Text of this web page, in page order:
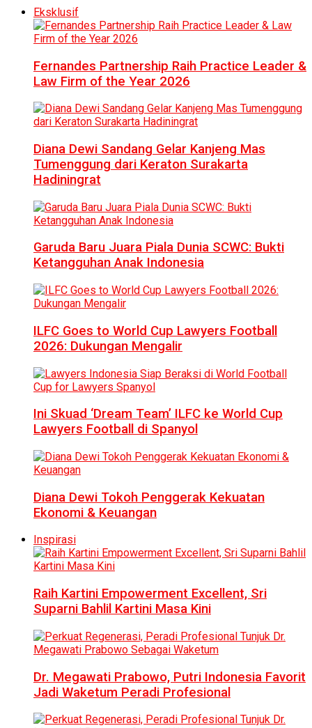
Eksklusif
Fernandes Partnership Raih Practice Leader &
Law Firm of the Year 2026
Diana Dewi Sandang Gelar Kanjeng Mas
Tumenggung dari Keraton Surakarta
Hadiningrat
Garuda Baru Juara Piala Dunia SCWC: Bukti
Ketangguhan Anak Indonesia
ILFC Goes to World Cup Lawyers Football
2026: Dukungan Mengalir
Ini Skuad ‘Dream Team’ ILFC ke World Cup
Lawyers Football di Spanyol
Diana Dewi Tokoh Penggerak Kekuatan
Ekonomi & Keuangan
Inspirasi
Raih Kartini Empowerment Excellent, Sri
Suparni Bahlil Kartini Masa Kini
Dr. Megawati Prabowo, Putri Indonesia Favorit
Jadi Waketum Peradi Profesional